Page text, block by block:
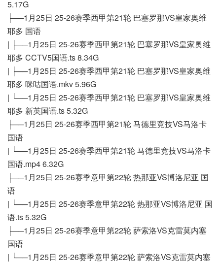
5.17G
├──1月25日 25-26赛季西甲第21轮 巴塞罗那VS皇家奥维
耶多 国语
| ├──1月25日 25-26赛季西甲第21轮 巴塞罗那VS皇家奥维
耶多 CCTV5国语.ts 8.34G
| ├──1月25日 25-26赛季西甲第21轮 巴塞罗那VS皇家奥维
耶多 咪咕国语.mkv 5.96G
| └──1月25日 25-26赛季西甲第21轮 巴塞罗那VS皇家奥维
耶多 新英国语.ts 5.32G
├──1月25日 25-26赛季西甲第21轮 马德里竞技VS马洛卡
国语
| └──1月25日 25-26赛季西甲第21轮 马德里竞技VS马洛卡
国语.mp4 6.32G
├──1月25日 25-26赛季意甲第22轮 热那亚VS博洛尼亚 国
语
| └──1月25日 25-26赛季意甲第22轮 热那亚VS博洛尼亚 国
语.ts 5.32G
├──1月25日 25-26赛季意甲第22轮 萨索洛VS克雷莫内塞
国语
| └──1月25日 25-26赛季意甲第22轮 萨索洛VS克雷莫内塞